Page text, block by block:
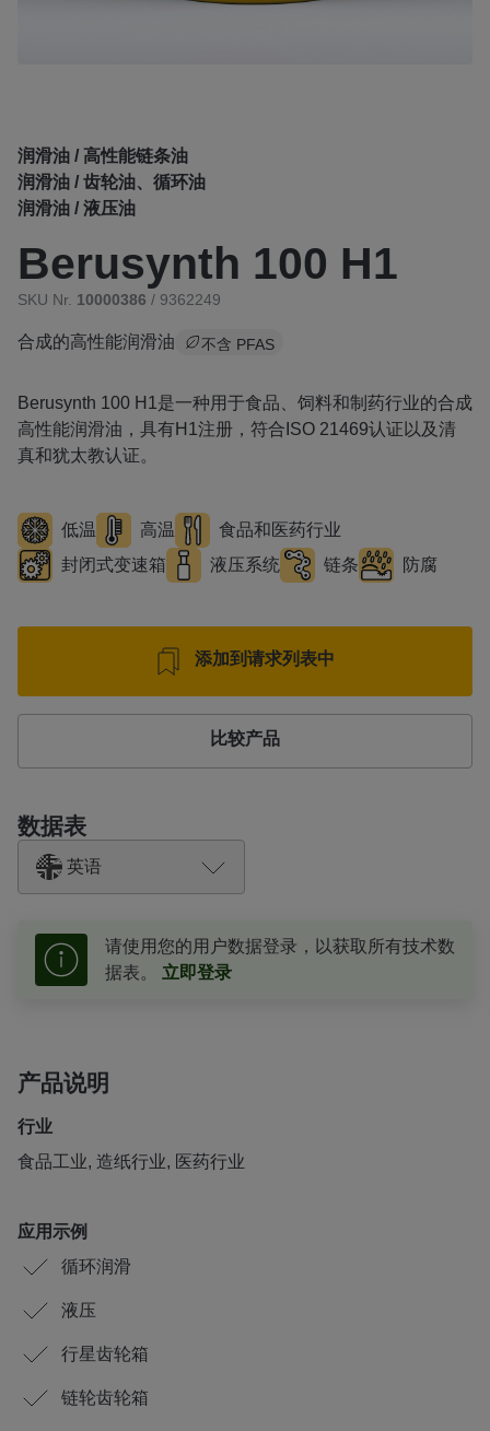
润滑油 / 高性能链条油
润滑油 / 齿轮油、循环油
润滑油 / 液压油
Berusynth 100 H1
SKU Nr. 10000386 / 9362249
合成的高性能润滑油 不含 PFAS
Berusynth 100 H1是一种用于食品、饲料和制药行业的合成
高性能润滑油，具有H1注册，符合ISO 21469认证以及清
真和犹太教认证。
低温 高温
食品和医药行业
封闭式变速箱
液压系统 链条 防腐
添加到请求列表中
比较产品
数据表
英语
请使用您的用户数据登录，以获取所有技术数
据表。 立即登录
产品说明
行业
食品工业, 造纸行业, 医药行业
应用示例
循环润滑
液压
行星齿轮箱
链轮齿轮箱